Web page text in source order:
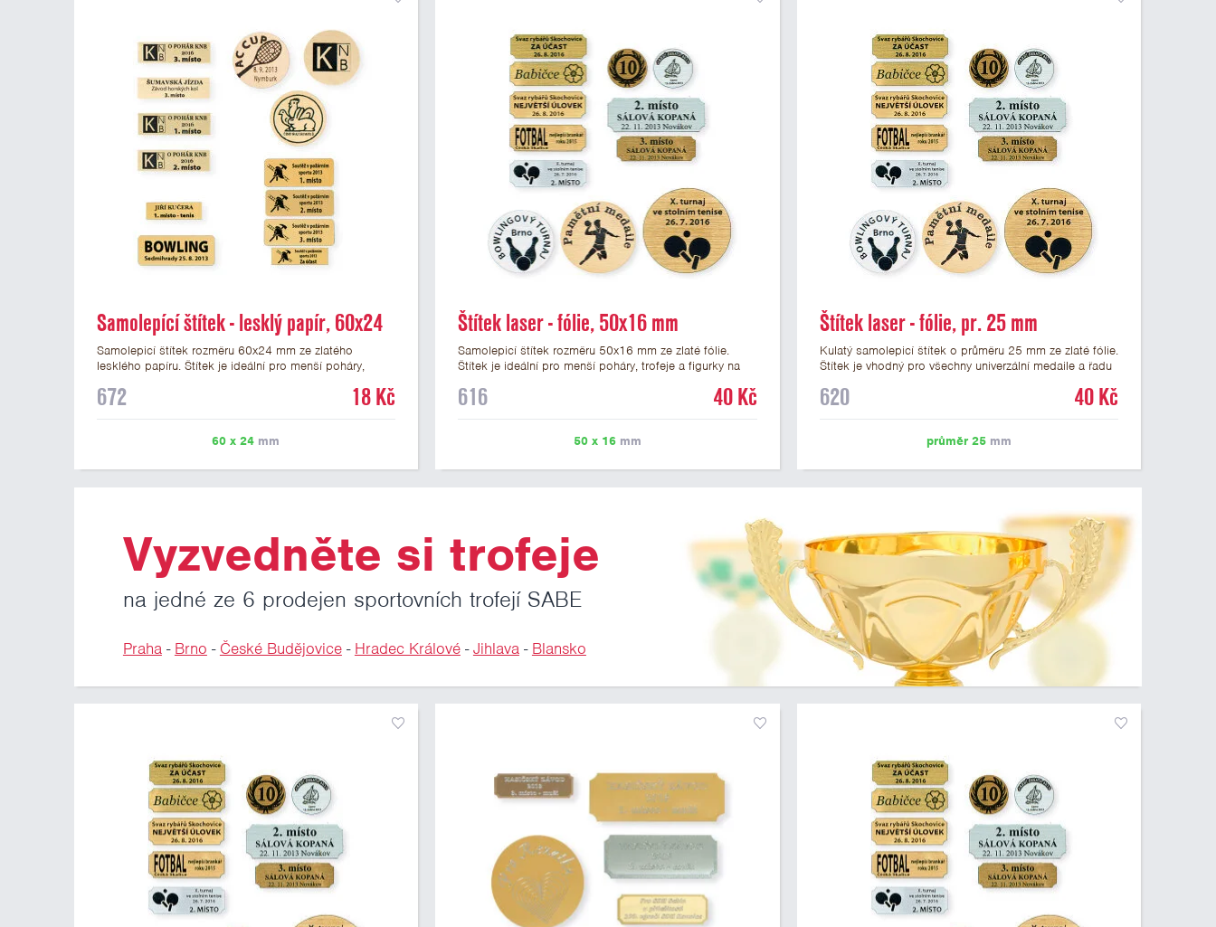
Samolepící štítek - lesklý papír, 60x24
mm
Samolepicí štítek rozměru 60x24 mm ze zlatého
lesklého papíru. Štítek je ideální pro menší poháry,
možné vytisknout libovolné logo nebo text. Potisk štítku
a případné další podklady pro výrobu štítku je možné
672 18 Kč
60 x 24 mm
Štítek laser - fólie, 50x16 mm
Samolepicí štítek rozměru 50x16 mm ze zlaté fólie.
Štítek je ideální pro menší poháry, trofeje a figurky na
vypálit libovolné logo nebo text. U textu doporučujeme
případné další podklady pro výrobu štítku je možné
616 40 Kč
50 x 16mm
Štítek laser - fólie, pr. 25 mm
Kulatý samolepicí štítek o průměru 25 mm ze zlaté fólie.
Štítek je vhodný pro všechny univerzální medaile a řadu
25 mm. Na štítek je možné laserem vypálit logo nebo
620 40 Kč
průměr 25mm
Vyzvedněte si trofeje
na jedné ze 6 prodejen sportovních trofejí SABE
Praha- Brno - České Budějovice- Hradec Králové-Jihlava- Blansko